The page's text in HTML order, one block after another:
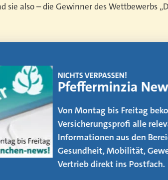
sie also – die Gewinner des Wettbewerbs
EMAGAZIN
Makler werden
Der Weg vom AOler und
zum Makler ist kein
zu beachten gibt,
neuen eMagazin – jetzt
Artikeln!